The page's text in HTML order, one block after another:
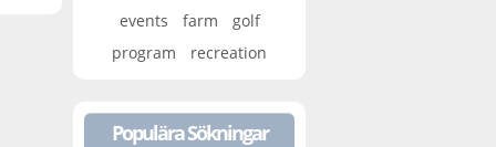
events
farm
golf
program
recreation
Populära Sökningar